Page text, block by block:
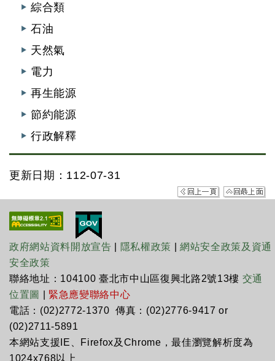
綜合類
石油
天然氣
電力
再生能源
節約能源
行政解釋
更新日期：112-07-31
政府網站資料開放宣告 隱私權政策 |網站安全政策及資通
安全政策
聯絡地址：104100 臺北市中山區復興北路2號13樓 交通
位置圖
緊急應變聯絡中心
電話：(02)2772-1370 傳真：(02)2776-9417 or
(02)2711-5891
本網站支援IE、Firefox及Chrome，最佳瀏覽解析度為
1024x768以上